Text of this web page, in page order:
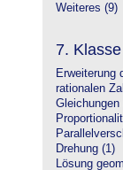
Weiteres (9)
7. Klasse
Erweiterung
rationalen
Gleichungen
Drehung (1)
Lösung